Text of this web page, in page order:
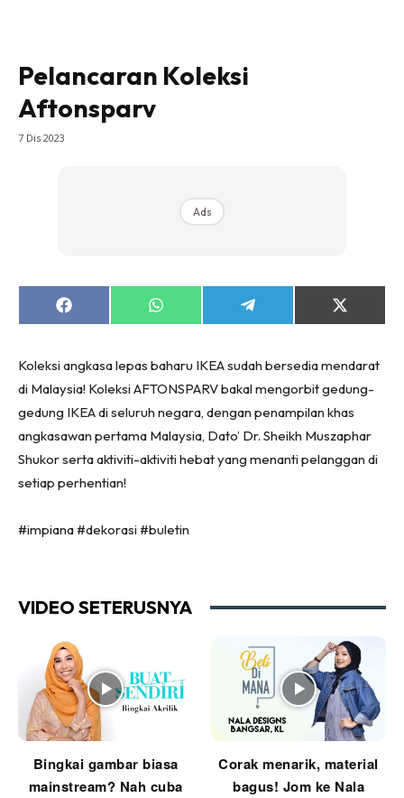
Interior Design
Make Over
Bilik Air
Dapur
Casa Impiana
Makeover Ruang Selebriti
Kafe
Landed
Video
Beli Di Mana
Buat Sendiri
Ilham Impiana
Pelancaran Koleksi
Aftonsparv
7 Dis 2023
Ads
Share
on
Share
on
Share
on
Share
on
Koleksi angkasa lepas baharu IKEA sudah bersedia mendarat
di Malaysia! Koleksi AFTONSPARV bakal mengorbit gedung-
gedung IKEA di seluruh negara, dengan penampilan khas
angkasawan pertama Malaysia, Dato’ Dr. Sheikh Muszaphar
Shukor serta aktiviti-aktiviti hebat yang menanti pelanggan di
setiap perhentian!
#impiana #dekorasi #buletin
VIDEO SETERUSNYA
Bingkai gambar biasa
mainstream? Nah cuba
Corak menarik, material
bagus! Jom ke Nala